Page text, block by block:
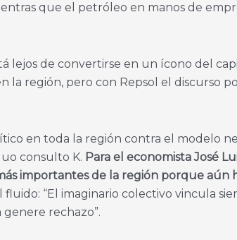
que el petróleo en manos de
lejos de convertirse en un ícono del
la región, pero con Repsol el discurso
en toda la región contra el modelo
consulto K. Para el economista José
importantes de la región porque
“El imaginario colectivo vincula
rechazo”.